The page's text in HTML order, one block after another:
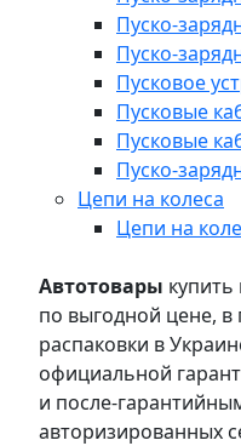
Пуско-
Пуско-
Пусковое
Пусковые
Пусковые
Пуско-
Цепи на колеса
Цепи на
Автотовары
по выгодной цене, в
распаковки в
официальной
и после-
авторизированных